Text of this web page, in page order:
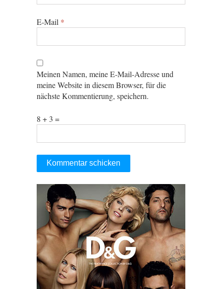
E-Mail *
Meinen Namen, meine E-Mail-Adresse und
meine Website in diesem Browser, für die
nächste Kommentierung, speichern.
8 + 3 =